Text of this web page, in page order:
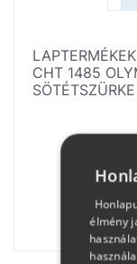
CHT 1485
élmény